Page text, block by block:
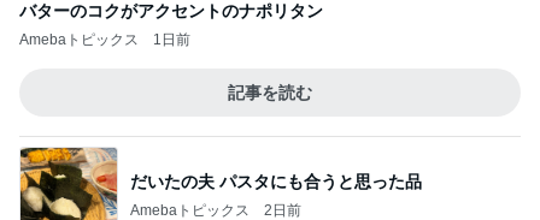
バターのコクがアクセントのナポリタン
Amebaトピックス 1日前
記事を読む
だいたの夫 パスタにも合うと思った品
Amebaトピックス 2日前